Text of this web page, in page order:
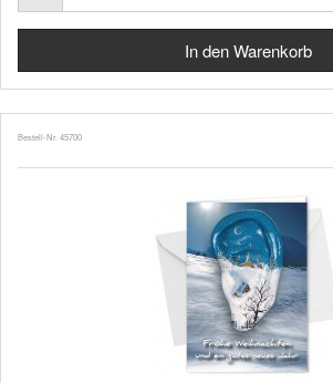
Bestell-Nr. 45700